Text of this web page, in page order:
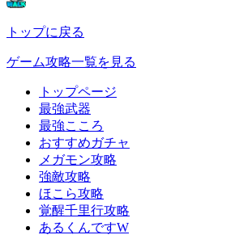
トップに戻る
ゲーム攻略一覧を見る
トップページ
最強武器
最強こころ
おすすめガチャ
メガモン攻略
強敵攻略
ほこら攻略
覚醒千里行攻略
あるくんですW